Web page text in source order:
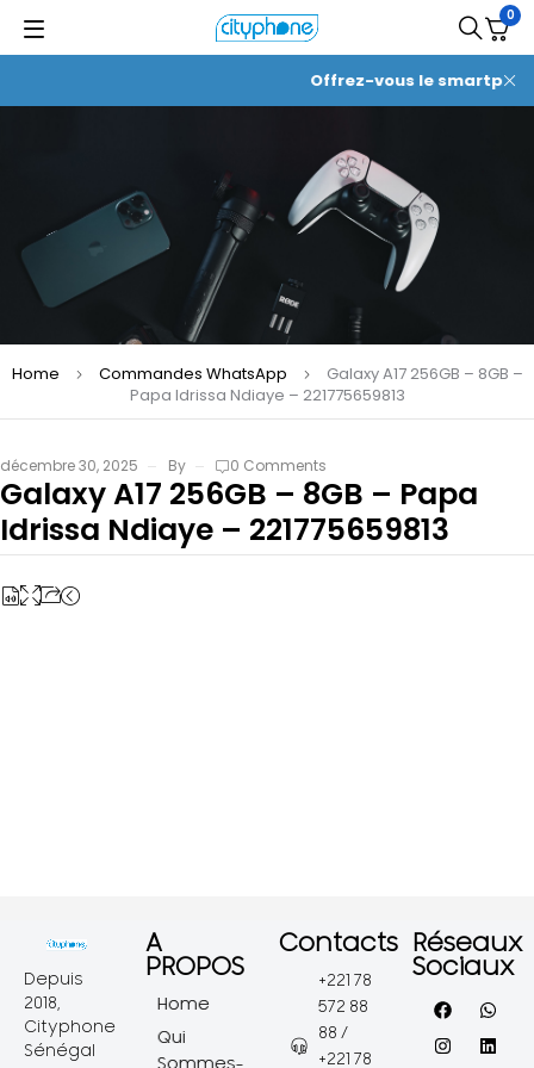
Offrez-vous le
0
Home Commandes WhatsApp
Galaxy A17 256GB – 8GB –
Papa Idrissa Ndiaye – 221775659813
décembre 30, 2025 By 0 Comments
Galaxy A17 256GB – 8GB – Papa
Idrissa Ndiaye – 221775659813
Depuis
2018,
Cityphone
Sénégal
A
PROPOS
Home
Qui
Contacts
+221 78
572 88
88 /
+221 78
Réseaux
Sociaux